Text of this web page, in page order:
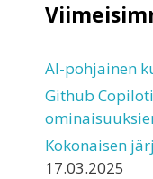
AI-pohjainen
Github
Kokonaisen
17.03.2025